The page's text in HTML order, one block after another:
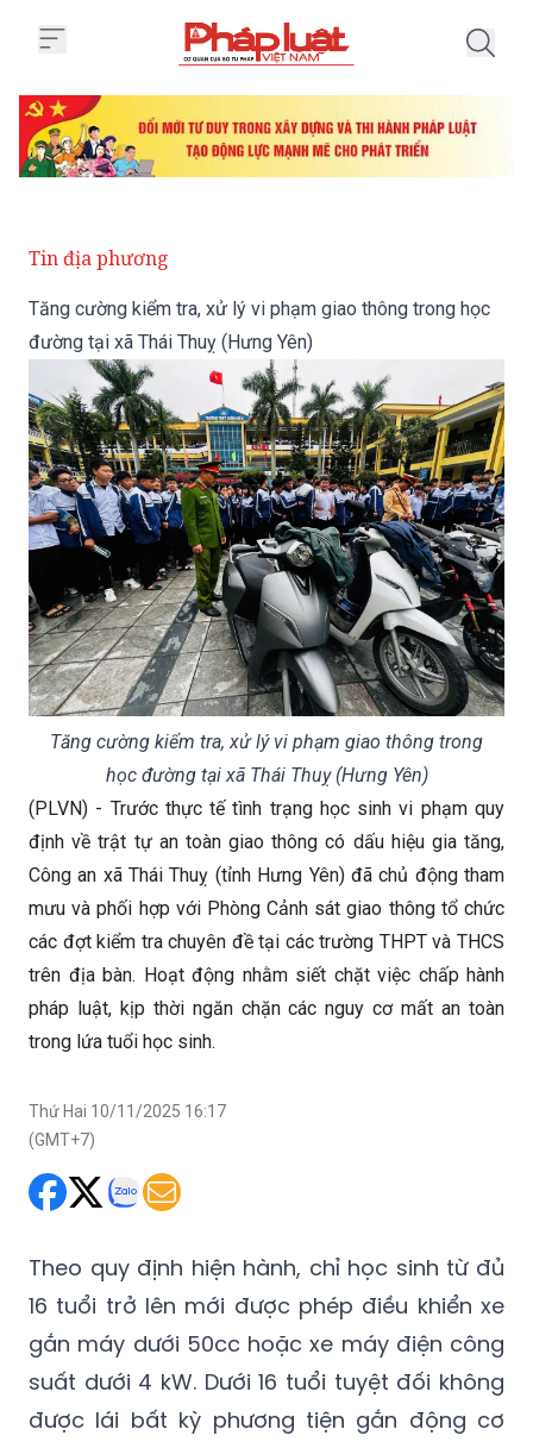
Tin địa phương
Tăng cường kiểm tra, xử lý vi phạm giao thông trong học
đường tại xã Thái Thuỵ (Hưng Yên)
Tăng cường kiểm tra, xử lý vi phạm giao thông trong
học đường tại xã Thái Thuỵ (Hưng Yên)
(PLVN) - Trước thực tế tình trạng học sinh vi phạm quy
định về trật tự an toàn giao thông có dấu hiệu gia tăng,
Công an xã Thái Thuỵ (tỉnh Hưng Yên) đã chủ động tham
mưu và phối hợp với Phòng Cảnh sát giao thông tổ chức
các đợt kiểm tra chuyên đề tại các trường THPT và THCS
trên địa bàn. Hoạt động nhằm siết chặt việc chấp hành
pháp luật, kịp thời ngăn chặn các nguy cơ mất an toàn
trong lứa tuổi học sinh.
Thứ Hai 10/11/2025 16:17
(GMT+7)
Theo quy định hiện hành, chỉ học sinh từ đủ
16 tuổi trở lên mới được phép điều khiển xe
gắn máy dưới 50cc hoặc xe máy điện công
suất dưới 4 kW. Dưới 16 tuổi tuyệt đối không
được lái bất kỳ phương tiện gắn động cơ